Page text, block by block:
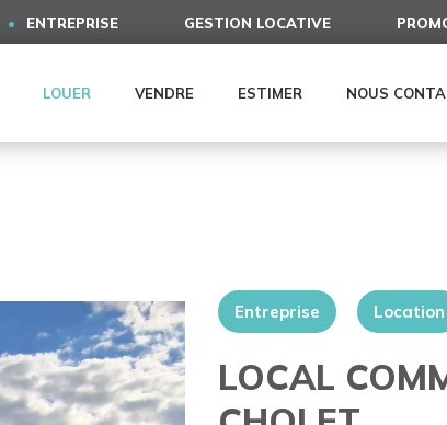
ENTREPRISE GESTION LOCATIVE
LOUER VENDRE ESTIMER NOUS
Entreprise Location
LOCAL